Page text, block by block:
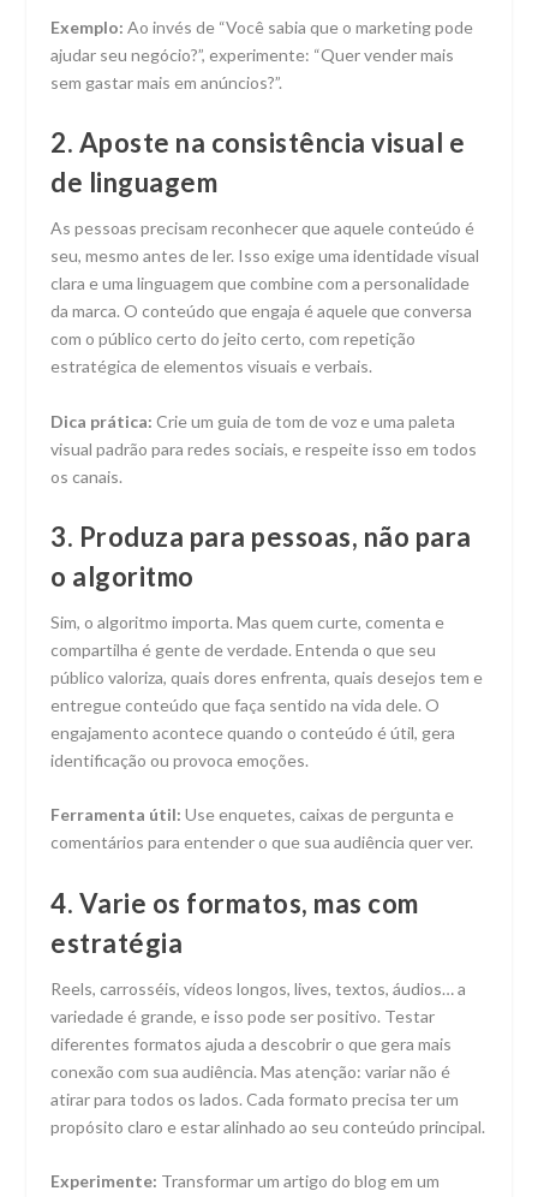
Exemplo: Ao invés de “Você sabia que o marketing pode
ajudar seu negócio?”, experimente: “Quer vender mais
sem gastar mais em anúncios?”.
2. Aposte na consistência visual e
de linguagem
As pessoas precisam reconhecer que aquele conteúdo é
seu, mesmo antes de ler. Isso exige uma identidade visual
clara e uma linguagem que combine com a personalidade
da marca. O conteúdo que engaja é aquele que conversa
com o público certo do jeito certo, com repetição
estratégica de elementos visuais e verbais.
Dica prática: Crie um guia de tom de voz e uma paleta
visual padrão para redes sociais, e respeite isso em todos
os canais.
3. Produza para pessoas, não para
o algoritmo
Sim, o algoritmo importa. Mas quem curte, comenta e
compartilha é gente de verdade. Entenda o que seu
público valoriza, quais dores enfrenta, quais desejos tem e
entregue conteúdo que faça sentido na vida dele. O
engajamento acontece quando o conteúdo é útil, gera
identificação ou provoca emoções.
Ferramenta útil: Use enquetes, caixas de pergunta e
comentários para entender o que sua audiência quer ver.
4. Varie os formatos, mas com
estratégia
Reels, carrosséis, vídeos longos, lives, textos, áudios… a
variedade é grande, e isso pode ser positivo. Testar
diferentes formatos ajuda a descobrir o que gera mais
conexão com sua audiência. Mas atenção: variar não é
atirar para todos os lados. Cada formato precisa ter um
propósito claro e estar alinhado ao seu conteúdo principal.
Experimente: Transformar um artigo do blog em um